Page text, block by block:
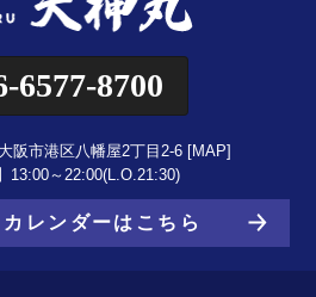
6577-8700
阪市港区八幡屋2丁目2-6 [MAP]
13:00～22:00(L.O.21:30)
レンダーはこちら